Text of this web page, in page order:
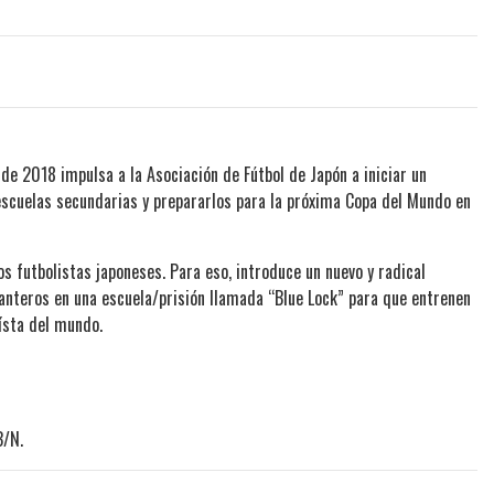
2018 impulsa a la Asociación de Fútbol de Japón a iniciar un
secundarias y prepararlos para la próxima Copa del Mundo en
japoneses. Para eso, introduce un nuevo y radical
en una escuela/prisión llamada “Blue Lock” para que entrenen
del mundo.
N.